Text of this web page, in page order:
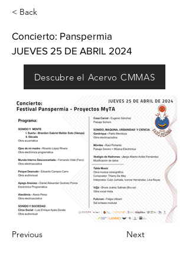
< Back
Concierto: Panspermia
JUEVES 25 DE ABRIL 2024
Descubre el Acervo CMMAS
Previous Next